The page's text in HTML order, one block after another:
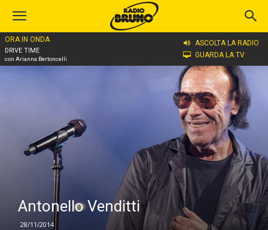
ORA IN ONDA
DRIVE TIME
con Arianna Bertoncelli
ASCOLTA LA RADIO
GUARDA LA TV
Home
Antonello Venditti
28/11/2014